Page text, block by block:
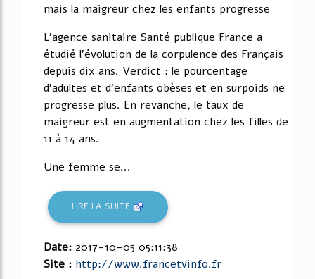
mais la maigreur chez les enfants progresse
L'agence sanitaire Santé publique France a
étudié l'évolution de la corpulence des Français
depuis dix ans. Verdict : le pourcentage
d'adultes et d'enfants obèses et en surpoids ne
progresse plus. En revanche, le taux de
maigreur est en augmentation chez les filles de
11 à 14 ans.
Une femme se...
LIRE LA SUITE
Date: 2017-10-05 05:11:38
Site : http://www.francetvinfo.fr